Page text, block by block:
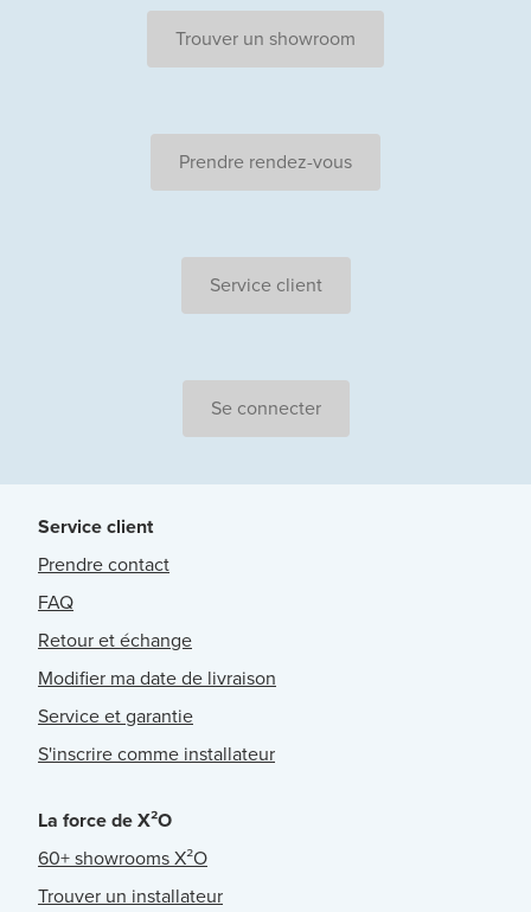
Trouver un showroom
Prendre rendez-vous
Service client
Se connecter
Service client
Prendre contact
FAQ
Retour et échange
Modifier ma date de livraison
Service et garantie
S'inscrire comme installateur
La force de X²O
60+ showrooms X²O
Trouver un installateur